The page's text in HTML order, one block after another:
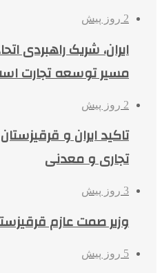
2 روز پیش
ایران، شریک راهبردی
مسیر توسعه تجارت
2 روز پیش
تاکید ایران و
تجاری و معدنی
3 روز پیش
وزیر صمت عازم
5 روز پیش